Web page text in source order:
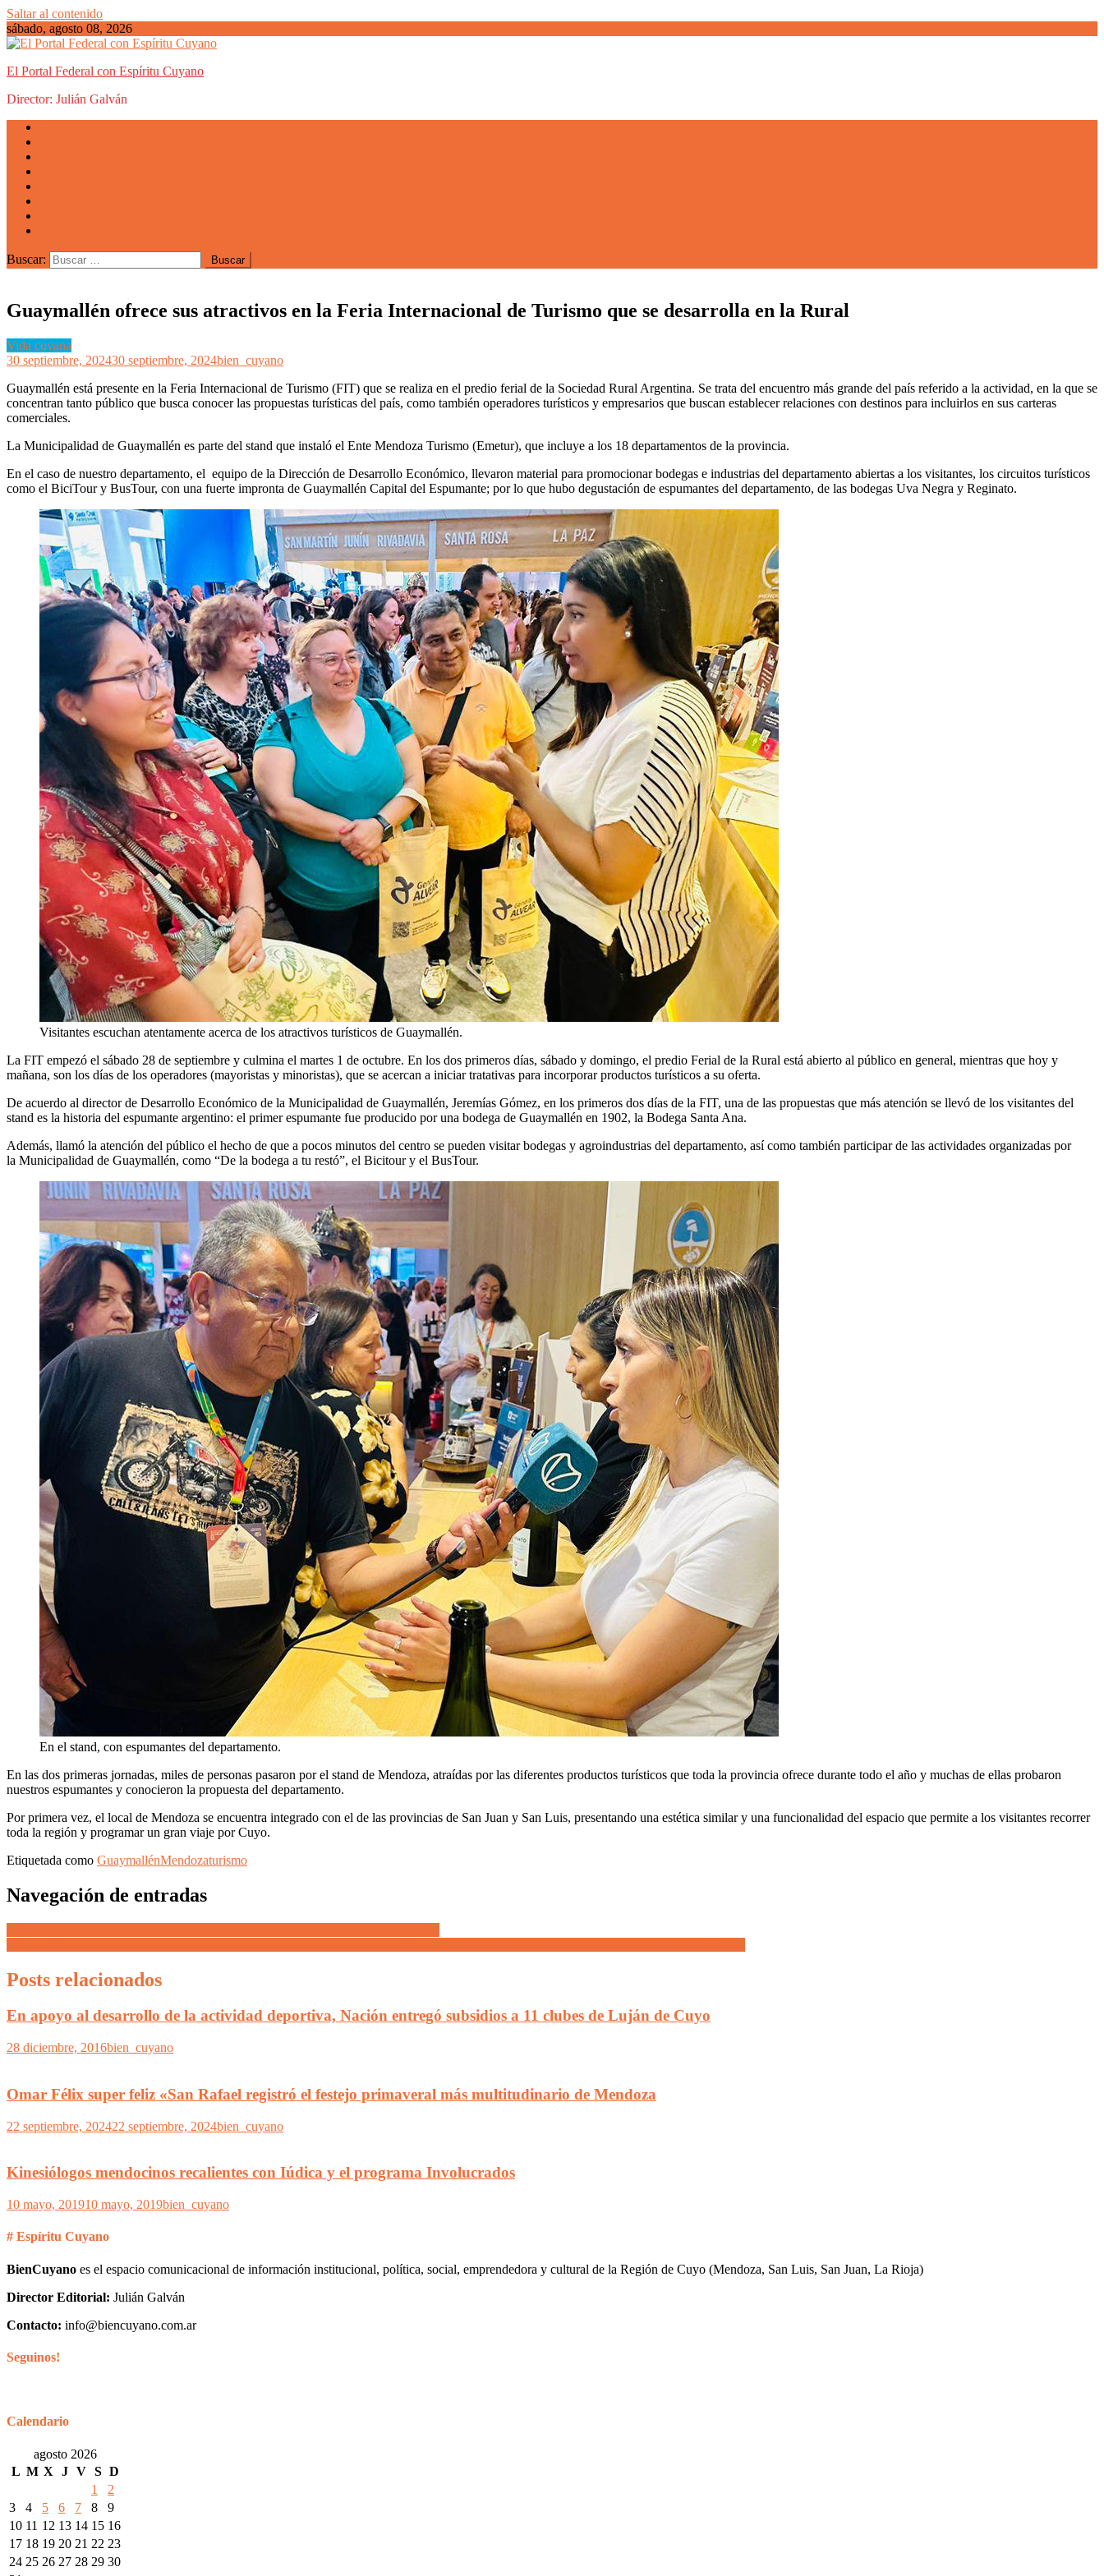
Saltar al contenido
sábado, agosto 08, 2026
El Portal Federal con Espíritu Cuyano
Director: Julián Galván
Buscar:
Guaymallén ofrece sus atractivos en la Feria Internacional de Turismo que se desarrolla en la Rural
Vida cuyana
30 septiembre, 202430 septiembre, 2024bien_cuyano
Guaymallén está presente en la Feria Internacional de Turismo (FIT) que se realiza en el predio ferial de la Sociedad Rural Argentina. Se trata del encuentro más grande del país referido a la actividad, en la que se
concentran tanto público que busca conocer las propuestas turísticas del país, como también operadores turísticos y empresarios que buscan establecer relaciones con destinos para incluirlos en sus carteras
comerciales.
La Municipalidad de Guaymallén es parte del stand que instaló el Ente Mendoza Turismo (Emetur), que incluye a los 18 departamentos de la provincia.
En el caso de nuestro departamento, el equipo de la Dirección de Desarrollo Económico, llevaron material para promocionar bodegas e industrias del departamento abiertas a los visitantes, los circuitos turísticos
como el BiciTour y BusTour, con una fuerte impronta de Guaymallén Capital del Espumante; por lo que hubo degustación de espumantes del departamento, de las bodegas Uva Negra y Reginato.
Visitantes escuchan atentamente acerca de los atractivos turísticos de Guaymallén.
La FIT empezó el sábado 28 de septiembre y culmina el martes 1 de octubre. En los dos primeros días, sábado y domingo, el predio Ferial de la Rural está abierto al público en general, mientras que hoy y
mañana, son los días de los operadores (mayoristas y minoristas), que se acercan a iniciar tratativas para incorporar productos turísticos a su oferta.
De acuerdo al director de Desarrollo Económico de la Municipalidad de Guaymallén, Jeremías Gómez, en los primeros dos días de la FIT, una de las propuestas que más atención se llevó de los visitantes del
stand es la historia del espumante argentino: el primer espumante fue producido por una bodega de Guaymallén en 1902, la Bodega Santa Ana.
Además, llamó la atención del público el hecho de que a pocos minutos del centro se pueden visitar bodegas y agroindustrias del departamento, así como también participar de las actividades organizadas por
la Municipalidad de Guaymallén, como “De la bodega a tu restó”, el Bicitour y el BusTour.
En el stand, con espumantes del departamento.
En las dos primeras jornadas, miles de personas pasaron por el stand de Mendoza, atraídas por las diferentes productos turísticos que toda la provincia ofrece durante todo el año y muchas de ellas probaron
nuestros espumantes y conocieron la propuesta del departamento.
Por primera vez, el local de Mendoza se encuentra integrado con el de las provincias de San Juan y San Luis, presentando una estética similar y una funcionalidad del espacio que permite a los visitantes recorrer
toda la región y programar un gran viaje por Cuyo.
Etiquetada como GuaymallénMendozaturismo
Navegación de entradas
Posts relacionados
En apoyo al desarrollo de la actividad deportiva, Nación entregó subsidios a 11 clubes de Luján de Cuyo
28 diciembre, 2016bien_cuyano
Omar Félix super feliz «San Rafael registró el festejo primaveral más multitudinario de Mendoza
22 septiembre, 202422 septiembre, 2024bien_cuyano
Kinesiólogos mendocinos recalientes con Iúdica y el programa Involucrados
10 mayo, 201910 mayo, 2019bien_cuyano
# Espíritu Cuyano
BienCuyano es el espacio comunicacional de información institucional, política, social, emprendedora y cultural de la Región de Cuyo (Mendoza, San Luis, San Juan, La Rioja)
Director Editorial: Julián Galván
Contacto: info@biencuyano.com.ar
Seguinos!
Calendario
agosto 2026
L M X J V S D
1
2
3
4 5 6 7 8
9
10 11 12 13 14 15 16
17 18 19 20 21 22 23
24 25 26 27 28 29 30